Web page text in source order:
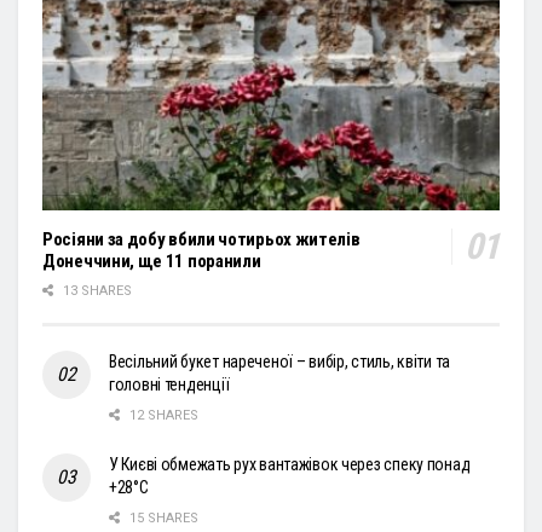
Росіяни за добу вбили чотирьох жителів
Донеччини, ще 11 поранили
13 SHARES
Весільний букет нареченої – вибір, стиль, квіти та
головні тенденції
12 SHARES
У Києві обмежать рух вантажівок через спеку понад
+28°С
15 SHARES